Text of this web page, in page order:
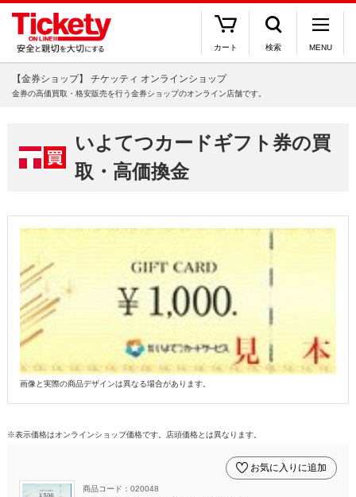
カート 検索 MENU
【金券ショップ】 チケッティ オンラインショップ
金券の高価買取・格安販売を行う金券ショップのオンライン店舗です。
いよてつカードギフト券の買
取・高価換金
画像と実際の商品デザインは異なる場合があります。
※表示価格はオンラインショップ価格です。店頭価格とは異なります。
商品コード：020048
お気に入りに追加